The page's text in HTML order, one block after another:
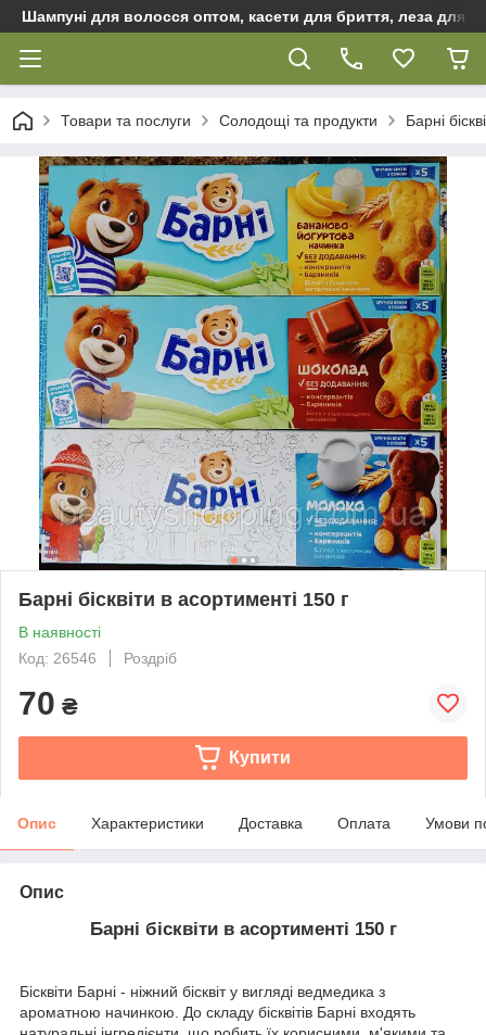
Шампуні для волосся оптом, касети для бриття, леза для
Товари та послуги Солодощі та продукти Барні
Барні бісквіти в асортименті 150 г
В наявності
Код: 26546
Роздріб
70 ₴
Купити
Опис Характеристики Доставка Оплата Умови
Опис
Барні бісквіти в асортименті 150 г
Бісквіти Барні - ніжний бісквіт у вигляді ведмедика з
ароматною начинкою. До складу бісквітів Барні входять